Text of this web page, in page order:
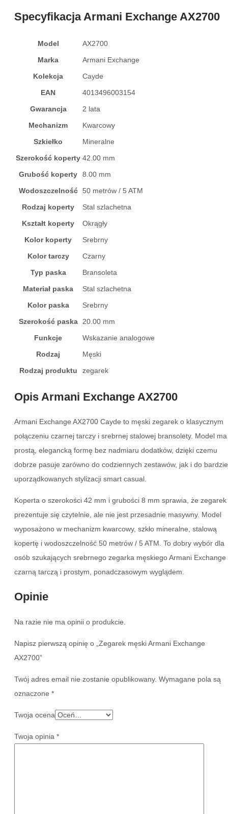
Specyfikacja Armani Exchange AX2700
Model
AX2700
Marka
Armani Exchange
Kolekcja
Cayde
EAN
4013496003154
Gwarancja
2 lata
Mechanizm
Kwarcowy
Szkiełko
Mineralne
Szerokość koperty 42.00 mm
Grubość koperty
8.00 mm
Wodoszczelność 50 metrów / 5 ATM
Rodzaj koperty
Stal szlachetna
Kształt koperty
Okrągły
Kolor koperty
Srebrny
Kolor tarczy
Czarny
Typ paska
Bransoleta
Materiał paska
Stal szlachetna
Kolor paska
Srebrny
Szerokość paska
20.00 mm
Funkcje
Wskazanie analogowe
Rodzaj
Męski
Rodzaj produktu
zegarek
Opis Armani Exchange AX2700
Armani Exchange AX2700 Cayde to męski zegarek o klasycznym
połączeniu czarnej tarczy i srebrnej stalowej bransolety. Model ma
prostą, elegancką formę bez nadmiaru dodatków, dzięki czemu
dobrze pasuje zarówno do codziennych zestawów, jak i do
uporządkowanych stylizacji smart casual.
Koperta o szerokości 42 mm i grubości 8 mm sprawia, że zegarek
prezentuje się czytelnie, ale nie jest przesadnie masywny. Model
wyposażono w mechanizm kwarcowy, szkło mineralne, stalową
kopertę i wodoszczelność 50 metrów / 5 ATM. To dobry wybór dla
osób szukających srebrnego zegarka męskiego Armani Exchange
czarną tarczą i prostym, ponadczasowym wyglądem.
Opinie
Na razie nie ma opinii o produkcie.
Napisz pierwszą opinię o „Zegarek męski Armani Exchange
AX2700”
Twój adres email nie zostanie opublikowany. Wymagane pola są
oznaczone *
Twoja ocena
Twoja opinia *